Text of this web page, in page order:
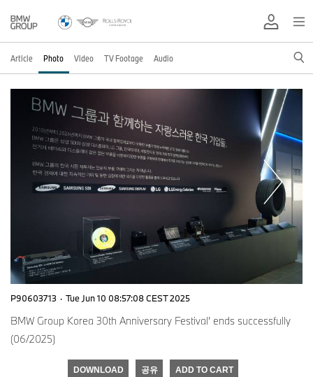
Article Photo Video TV Footage Audio
P90603713 · Tue Jun 10 08:57:08 CEST 2025
BMW Group Korea 30th Anniversary Festival’ ends successfully
(06/2025)
DOWNLOAD 공유 ADD TO CART